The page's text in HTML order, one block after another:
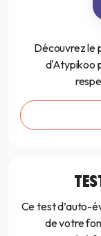
Découvrez le
d'Atypikoo
Ce test d’auto-
de votre